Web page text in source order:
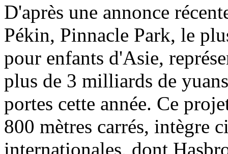
D'après une annonce
Pékin, Pinnacle Park, le
pour enfants d'Asie,
plus de 3 milliards de
portes cette année. Ce
800 mètres carrés, intègre
internationales, dont